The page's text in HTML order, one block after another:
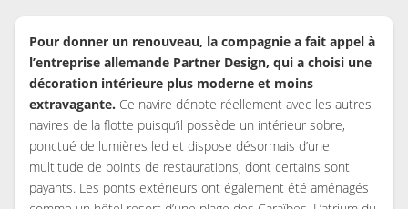
Pour donner un renouveau, la compagnie a fait appel à
l’entreprise allemande Partner Design, qui a choisi une
décoration intérieure plus moderne et moins
extravagante. Ce navire dénote réellement avec les autres
navires de la flotte puisqu’il possède un intérieur sobre,
ponctué de lumières led et dispose désormais d’une
multitude de points de restaurations, dont certains sont
payants. Les ponts extérieurs ont également été aménagés